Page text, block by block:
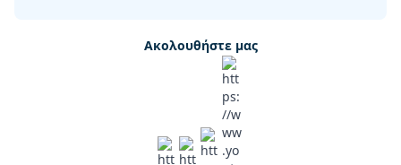
Ακολουθήστε μας